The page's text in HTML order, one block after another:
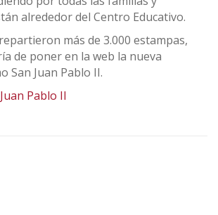
alrededor del Centro Educativo.
más de 3.000 estampas,
de poner en la web la nueva
San Juan Pablo II.
Pablo II